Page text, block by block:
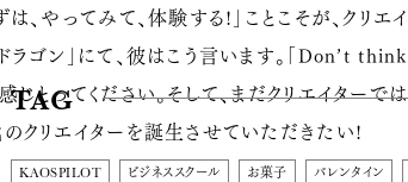
TAG
KAOSPILOT ビジネススクール お菓子 バレンタイン
は、やってみて、体験する!」ことこそが、ク
ラゴン」にて、彼はこう言います。「Don’t
じとってください。そして、まだクリエイター
クリエイターを誕生させていただきたい!